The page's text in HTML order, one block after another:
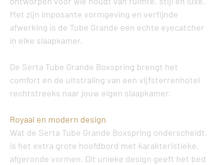
Met zijn imposante vormgeving en verfijnde
afwerking is de Tube Grande een echte eyecatcher
in elke slaapkamer.
De Serta Tube Grande Boxspring brengt het
comfort en de uitstraling van een vijfsterrenhotel
rechtstreeks naar jouw eigen slaapkamer.
Royaal en modern design
Wat de Serta Tube Grande Boxspring onderscheidt,
is het extra grote hoofdbord met karakteristieke,
afgeronde vormen. Dit unieke design geeft het bed